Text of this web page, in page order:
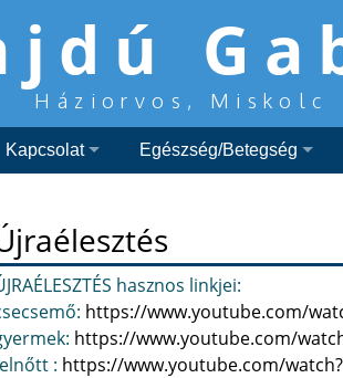
Háziorvos, Miskolc
Kapcsolat Egészség/Betegség
hasznos linkjei:
https://www.youtube.com/
https://www.youtube.com/
: https://www.youtube.com/